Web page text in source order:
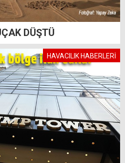
DÜŞTÜ
HAVACILIK HABERLERİ